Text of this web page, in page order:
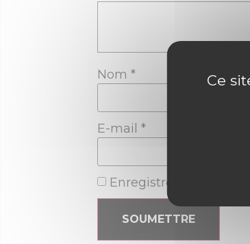
Nom *
E-mail *
Enregistrer mon
Ce